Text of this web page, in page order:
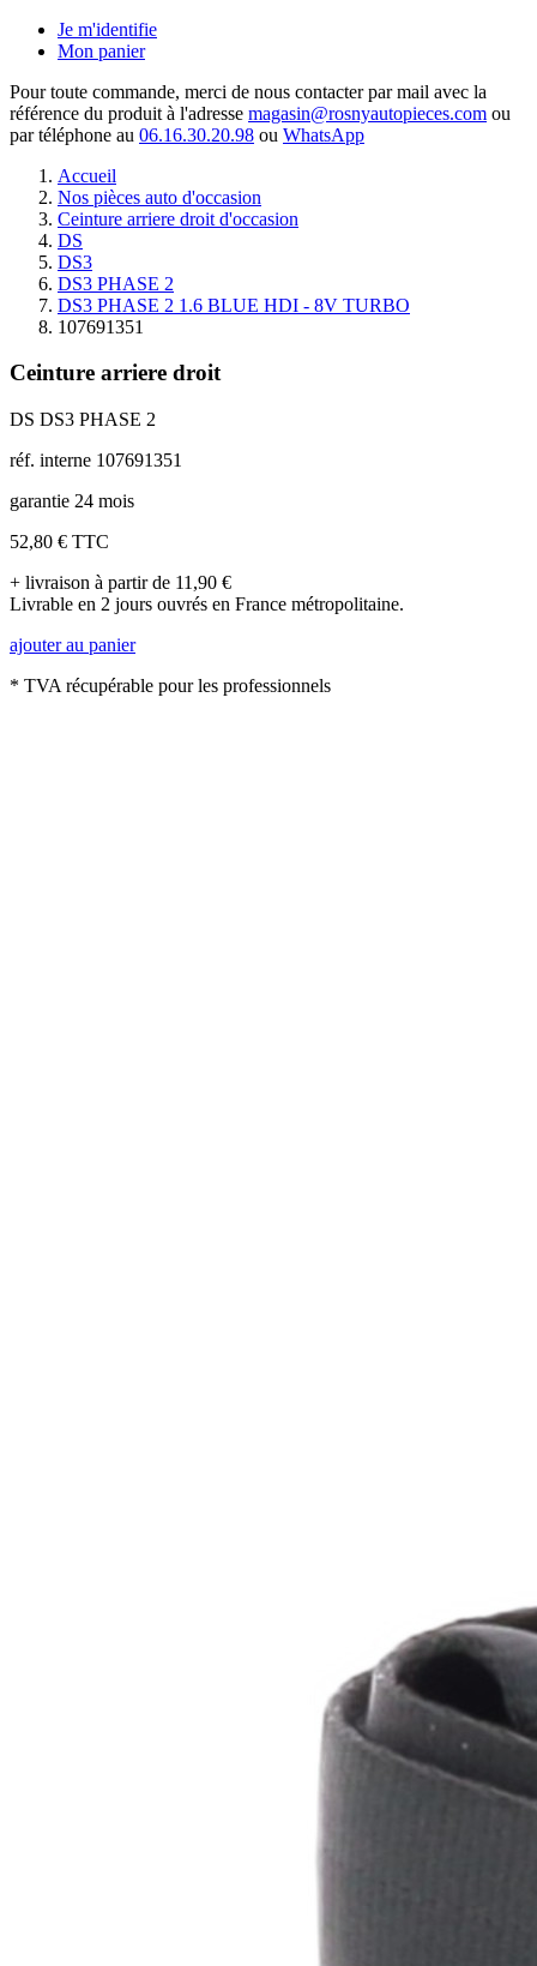
Je m'identifie
Mon panier
Pour toute commande, merci de nous contacter par mail avec la
référence du produit à l'adresse magasin@rosnyautopieces.com ou
par téléphone au 06.16.30.20.98 ou WhatsApp
Accueil
Nos pièces auto d'occasion
Ceinture arriere droit d'occasion
DS
DS3
DS3 PHASE 2
DS3 PHASE 2 1.6 BLUE HDI - 8V TURBO
107691351
Ceinture arriere droit
DS DS3 PHASE 2
réf. interne 107691351
garantie 24 mois
52,80 € TTC
+ livraison à partir de 11,90 €
Livrable en 2 jours ouvrés en France métropolitaine.
ajouter au panier
* TVA récupérable pour les professionnels